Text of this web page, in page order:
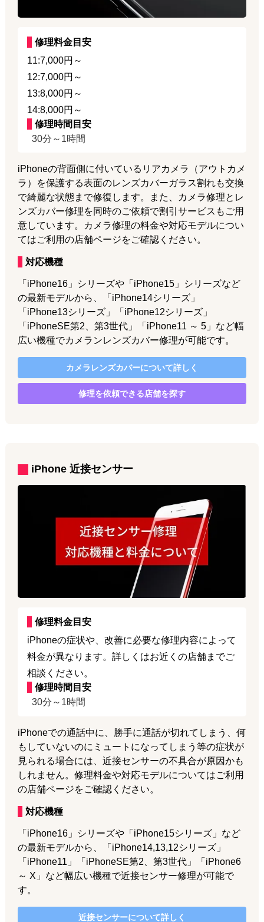
修理料金目安
11:7,000円～
12:7,000円～
13:8,000円～
14:8,000円～
修理時間目安
30分～1時間
iPhoneの背面側に付いているリアカメラ（アウトカメ
ラ）を保護する表面のレンズカバーガラス割れも交換
で綺麗な状態まで修復します。また、カメラ修理とレ
ンズカバー修理を同時のご依頼で割引サービスもご用
意しています。カメラ修理の料金や対応モデルについ
てはご利用の店舗ページをご確認ください。
対応機種
「iPhone16」シリーズや「iPhone15」シリーズなど
の最新モデルから、「iPhone14シリーズ」
「iPhone13シリーズ」「iPhone12シリーズ」
「iPhoneSE第2、第3世代」「iPhone11 ～ 5」など幅
広い機種でカメランレンズカバー修理が可能です。
カメラレンズカバーについて詳しく
修理を依頼できる店舗を探す
iPhone 近接センサー
修理料金目安
iPhoneの症状や、改善に必要な修理内容によって
料金が異なります。詳しくはお近くの店舗までご
相談ください。
修理時間目安
30分～1時間
iPhoneでの通話中に、勝手に通話が切れてしまう、何
もしていないのにミュートになってしまう等の症状が
見られる場合には、近接センサーの不具合が原因かも
しれません。修理料金や対応モデルについてはご利用
の店舗ページをご確認ください。
対応機種
「iPhone16」シリーズや「iPhone15シリーズ」など
の最新モデルから、「iPhone14,13,12シリーズ」
「iPhone11」「iPhoneSE第2、第3世代」「iPhone6
～ X」など幅広い機種で近接センサー修理が可能で
す。
近接センサーについて詳しく